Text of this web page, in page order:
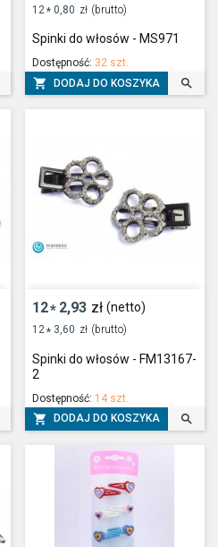
12 * 0,80 zł (brutto)
Spinki do włosów - MS971
Dostępność: 32 szt.
 DODAJ DO KOSZYKA 
12* 2,93 zł (netto)
12 * 3,60 zł (brutto)
Spinki do włosów - FM13167-
2
Dostępność: 14 szt.
 DODAJ DO KOSZYKA 